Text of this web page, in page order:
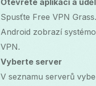
Otevřete aplikaci a
Spusťte Free VPN
Android zobrazí
VPN.
Vyberte server
V seznamu serverů